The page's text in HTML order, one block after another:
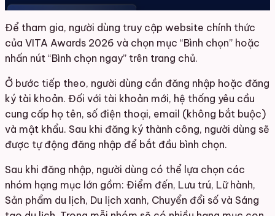
Để tham gia, người dùng truy cập website chính thức
của VITA Awards 2026 và chọn mục “Bình chọn” hoặc
nhấn nút “Bình chọn ngay” trên trang chủ.
Ở bước tiếp theo, người dùng cần đăng nhập hoặc đăng
ký tài khoản. Đối với tài khoản mới, hệ thống yêu cầu
cung cấp họ tên, số điện thoại, email (không bắt buộc)
và mật khẩu. Sau khi đăng ký thành công, người dùng sẽ
được tự động đăng nhập để bắt đầu bình chọn.
Sau khi đăng nhập, người dùng có thể lựa chọn các
nhóm hạng mục lớn gồm: Điểm đến, Lưu trú, Lữ hành,
Sản phẩm du lịch, Du lịch xanh, Chuyển đổi số và Sáng